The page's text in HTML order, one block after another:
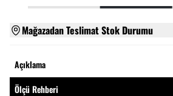
Mağazadan Teslimat Stok Durumu
Açıklama
Ölçü Rehberi